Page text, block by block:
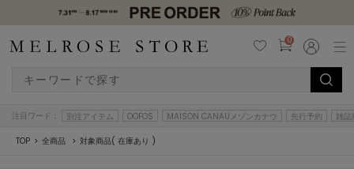
0
注目ワード： 別注アイテム OOFOS MAISON CANAUメゾンカナウ 先行予約 雑誌
TOP 全商品 対象商品( 在庫あり )